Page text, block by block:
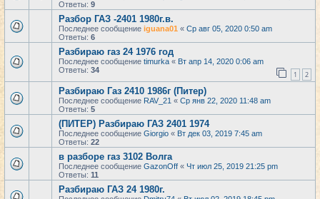
Ответы: 9
Разбор ГАЗ -2401 1980г.в.
Последнее сообщение iguana01 « Ср авг 05, 2020 0:50 am
Ответы: 6
Разбираю газ 24 1976 год
Последнее сообщение timurka « Вт апр 14, 2020 0:06 am
Ответы: 34 1 2
Разбираю Газ 2410 1986г (Питер)
Последнее сообщение RAV_21 « Ср янв 22, 2020 11:48 am
Ответы: 5
(ПИТЕР) Разбираю ГАЗ 2401 1974
Последнее сообщение Giorgio « Вт дек 03, 2019 7:45 am
Ответы: 22
в разборе газ 3102 Волга
Последнее сообщение GazonOff « Чт июл 25, 2019 21:25 pm
Ответы: 11
Разбираю ГАЗ 24 1980г.